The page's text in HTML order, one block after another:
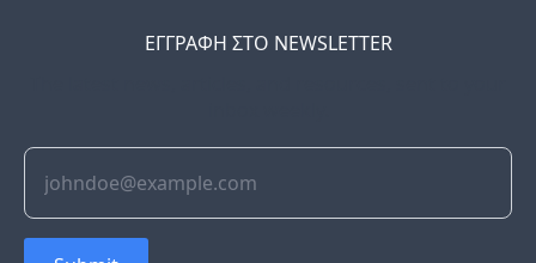
ΕΓΓΡΑΦΗ ΣΤΟ NEWSLETTER